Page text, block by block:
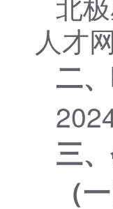
人才
二
三
（